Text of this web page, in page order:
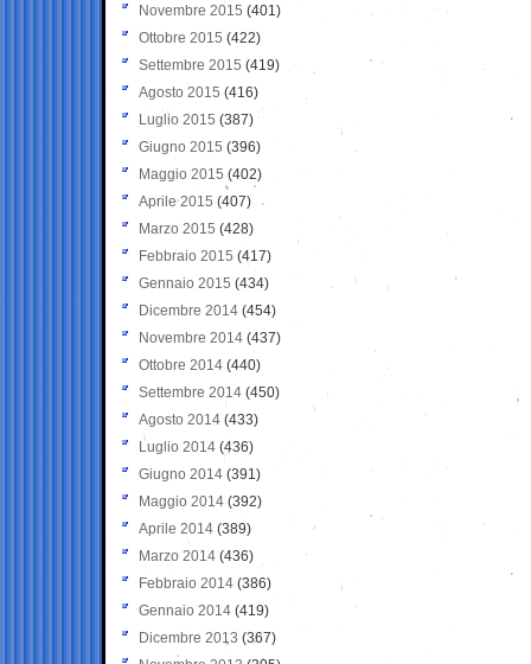
Novembre 2015 (401)
Ottobre 2015 (422)
Settembre 2015 (419)
Agosto 2015 (416)
Luglio 2015 (387)
Giugno 2015 (396)
Maggio 2015 (402)
Aprile 2015 (407)
Marzo 2015 (428)
Febbraio 2015 (417)
Gennaio 2015 (434)
Dicembre 2014 (454)
Novembre 2014 (437)
Ottobre 2014 (440)
Settembre 2014 (450)
Agosto 2014 (433)
Luglio 2014 (436)
Giugno 2014 (391)
Maggio 2014 (392)
Aprile 2014 (389)
Marzo 2014 (436)
Febbraio 2014 (386)
Gennaio 2014 (419)
Dicembre 2013 (367)